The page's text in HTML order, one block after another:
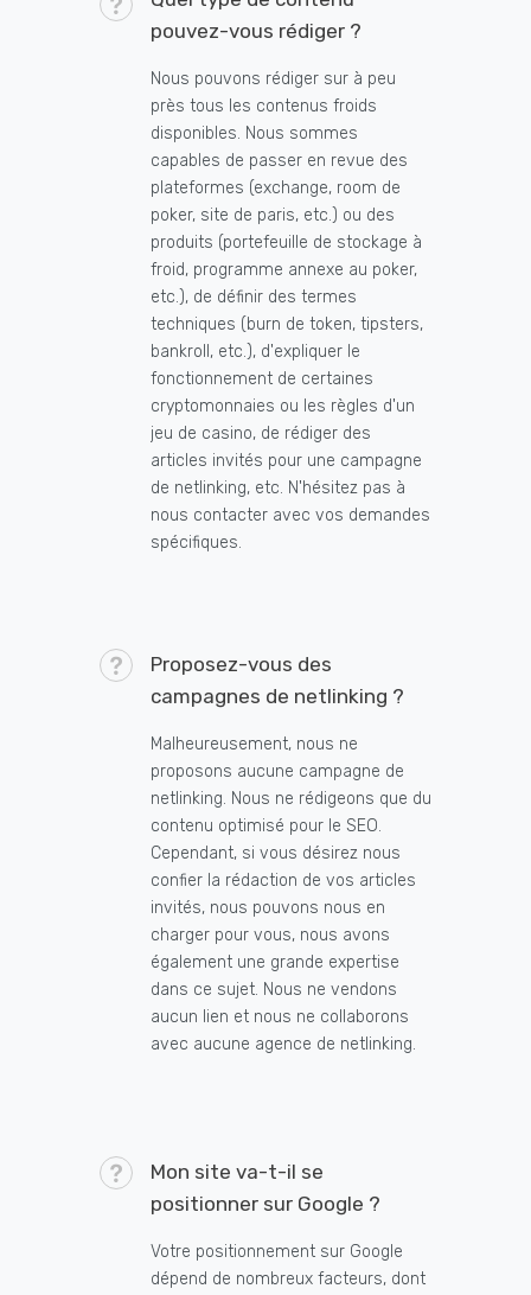
pouvez-vous rédiger ?
Nous pouvons rédiger sur à peu
près tous les contenus froids
disponibles. Nous sommes
capables de passer en revue des
plateformes (exchange, room de
poker, site de paris, etc.) ou des
produits (portefeuille de stockage à
froid, programme annexe au poker,
etc.), de définir des termes
techniques (burn de token, tipsters,
bankroll, etc.), d'expliquer le
fonctionnement de certaines
cryptomonnaies ou les règles d'un
jeu de casino, de rédiger des
articles invités pour une campagne
de netlinking, etc. N'hésitez pas à
nous contacter avec vos demandes
spécifiques.
Proposez-vous des
campagnes de netlinking ?
Malheureusement, nous ne
proposons aucune campagne de
netlinking. Nous ne rédigeons que du
contenu optimisé pour le SEO.
Cependant, si vous désirez nous
confier la rédaction de vos articles
invités, nous pouvons nous en
charger pour vous, nous avons
également une grande expertise
dans ce sujet. Nous ne vendons
aucun lien et nous ne collaborons
avec aucune agence de netlinking.
Mon site va-t-il se
positionner sur Google ?
Votre positionnement sur Google
dépend de nombreux facteurs, dont